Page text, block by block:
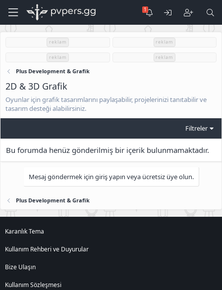
reklam reklam
reklam reklam
Plus Development & Grafik
2D & 3D Grafik
Oyunlar için grafik tasarımlarını paylaşabilir, projelerinizi tanıtabilir ve
tasarım desteği alabilirsiniz.
Filtreler
Bu forumda henüz gönderilmiş bir içerik bulunmamaktadır.
Mesaj göndermek için giriş yapın veya ücretsiz üye olun.
Plus Development & Grafik
Karanlık Tema
Kullanım Rehberi ve Duyurular
Bize Ulaşın
Kullanım Sözleşmesi